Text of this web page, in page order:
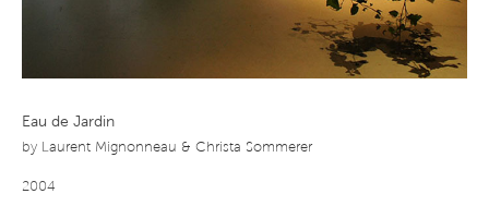
Eau de Jardin
by Laurent Mignonneau & Christa Sommerer
2004